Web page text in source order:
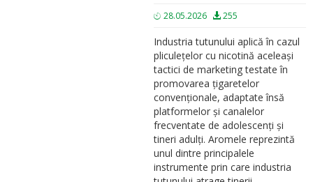
28.05.2026 255
Industria tutunului aplică în cazul
pliculețelor cu nicotină aceleași
tactici de marketing testate în
promovarea țigaretelor
convenționale, adaptate însă
platformelor și canalelor
frecventate de adolescenți și
tineri adulți. Aromele reprezintă
unul dintre principalele
instrumente prin care industria